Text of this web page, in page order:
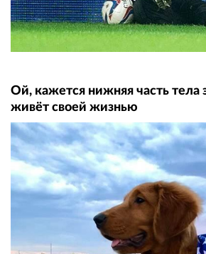
Ой, кажется нижняя часть тела
живёт своей жизнью